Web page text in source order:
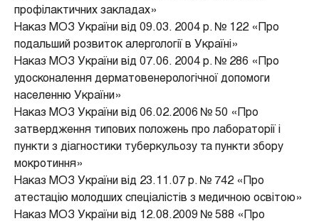
профілактичних закладах»
Наказ МОЗ України від 09.03. 2004 р. № 122 «Про
подальший розвиток алергології в Україні»
Наказ МОЗ України від 07.06. 2004 р. № 286 «Про
удосконалення дерматовенерологічної допомоги
населенню України»
Наказ МОЗ України від 06.02.2006 № 50 «Про
затвердження типових положень про лабораторії і
пункти з діагностики туберкульозу та пункти збору
мокротиння»
Наказ МОЗ України від 23.11.07 р. № 742 «Про
атестацію молодших спеціалістів з медичною освітою»
Наказ МОЗ України від 12.08.2009 № 588 «Про